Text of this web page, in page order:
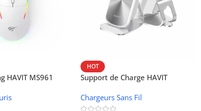
HAVIT MS961
HOT
Support de Charge HAVIT
Chargeurs Sans Fil